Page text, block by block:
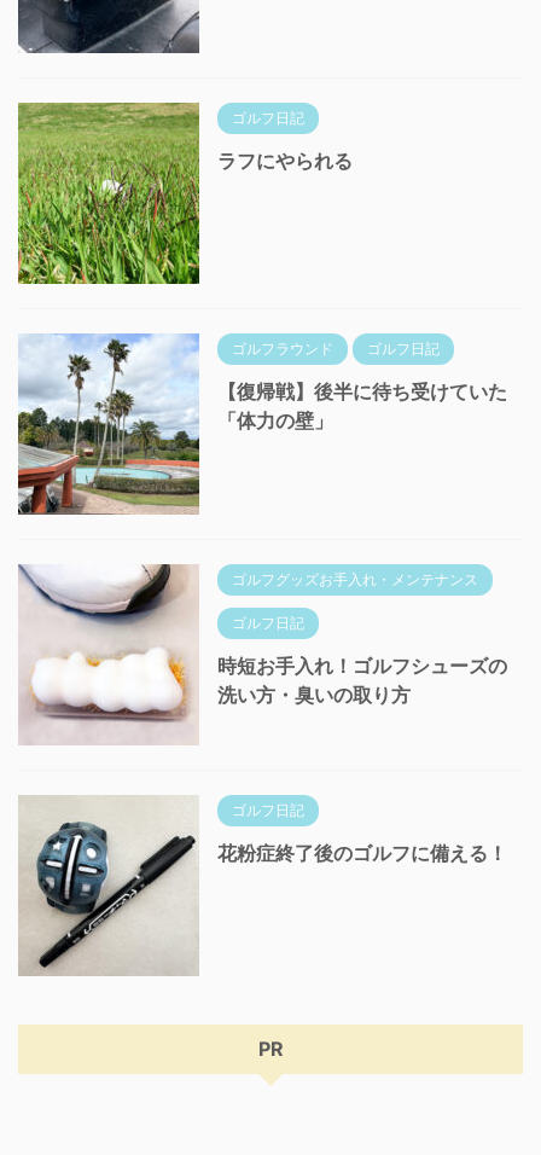
ゴルフ日記
ラフにやられる
ゴルフラウンド ゴルフ日記
【復帰戦】後半に待ち受けていた
「体力の壁」
ゴルフグッズお手入れ・メンテナンス
ゴルフ日記
時短お手入れ！ゴルフシューズの
洗い方・臭いの取り方
ゴルフ日記
花粉症終了後のゴルフに備える！
PR